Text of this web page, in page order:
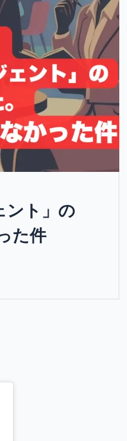
ント」の
た件
更新プログラムが自動で当た
ない？